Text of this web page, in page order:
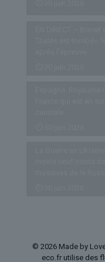
© 2026 Made by
eco.fr utilise des